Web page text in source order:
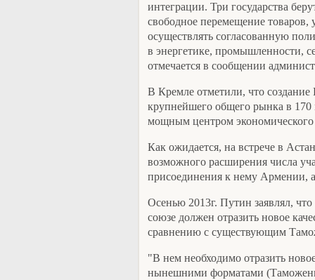
интеграции. Три государства
свободное перемещение товаров,
осуществлять согласованную
в энергетике, промышленности,
отмечается в сообщении
В Кремле отметили, что
крупнейшего общего рынка в
мощным центром экономического
Как ожидается, на встрече в
возможного расширения числа
присоединения к нему Армении,
Осенью 2013г. Путин заявлял,
союзе должен отразить новое
сравнению с существующим
"В нем необходимо отразить
нынешними форматами